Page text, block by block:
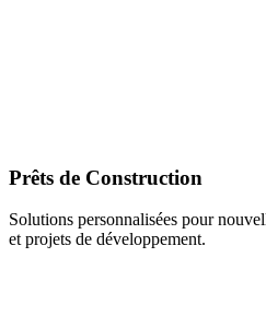
Prêts de Construction
Solutions personnalisées pour
et projets de développement.